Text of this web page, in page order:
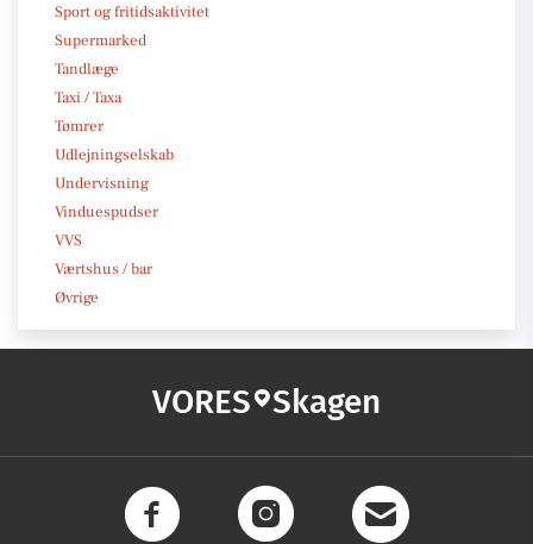
Sport og fritidsaktivitet
Supermarked
Tandlæge
Taxi / Taxa
Tømrer
Udlejningselskab
Undervisning
Vinduespudser
VVS
Værtshus / bar
Øvrige
VORES Skagen